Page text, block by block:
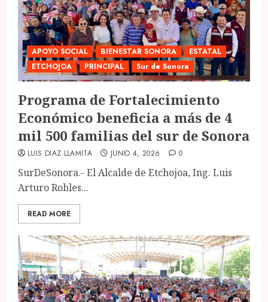
APOYO SOCIAL BIENESTAR SONORA
ESTATAL
ETCHOJOA
PRINCIPAL Sur de Sonora
Programa de Fortalecimiento
Económico beneficia a más de 4
mil 500 familias del sur de Sonora
LUIS DIAZ LLAMITA JUNIO 4, 2026 0
SurDeSonora.- El Alcalde de Etchojoa, Ing. Luis
Arturo Robles...
READ MORE